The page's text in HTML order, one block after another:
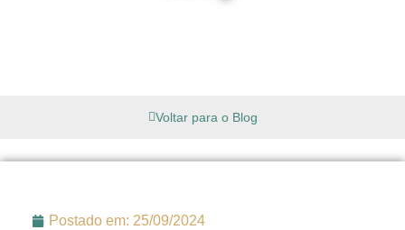
Voltar para o Blog
Postado em: 25/09/2024